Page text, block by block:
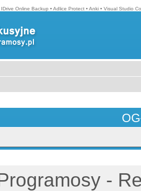
IDrive Online Backup • Adlice Protect • Anki • Visual Studio
-